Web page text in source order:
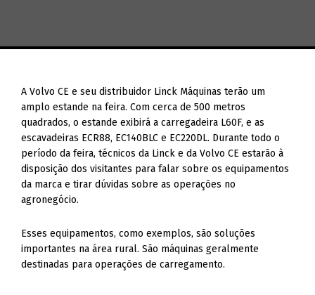
A Volvo CE e seu distribuidor Linck Máquinas terão um
amplo estande na feira. Com cerca de 500 metros
quadrados, o estande exibirá a carregadeira L60F, e as
escavadeiras ECR88, EC140BLC e EC220DL. Durante todo o
período da feira, técnicos da Linck e da Volvo CE estarão à
disposição dos visitantes para falar sobre os equipamentos
da marca e tirar dúvidas sobre as operações no
agronegócio.
Esses equipamentos, como exemplos, são soluções
importantes na área rural. São máquinas geralmente
destinadas para operações de carregamento.